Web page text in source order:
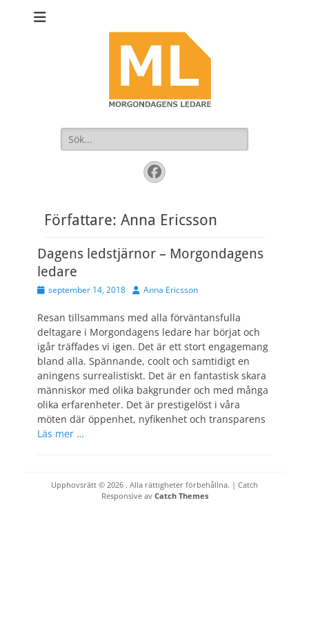
Sök
efter:
Facebook
Författare: Anna Ericsson
Dagens ledstjärnor – Morgondagens
ledare
Publicerad
september 14, 2018 Författare
Anna Ericsson
Resan tillsammans med alla förväntansfulla
deltagare i Morgondagens ledare har börjat och
igår träffades vi igen. Det är ett stort engagemang
bland alla. Spännande, coolt och samtidigt en
aningens surrealistiskt. Det är en fantastisk skara
människor med olika bakgrunder och med många
olika erfarenheter. Det är prestigelöst i våra
möten där öppenhet, nyfikenhet och transparens
Läs mer …
Upphovsrätt © 2026 . Alla rättigheter förbehållna. | Catch
Responsive av Catch Themes